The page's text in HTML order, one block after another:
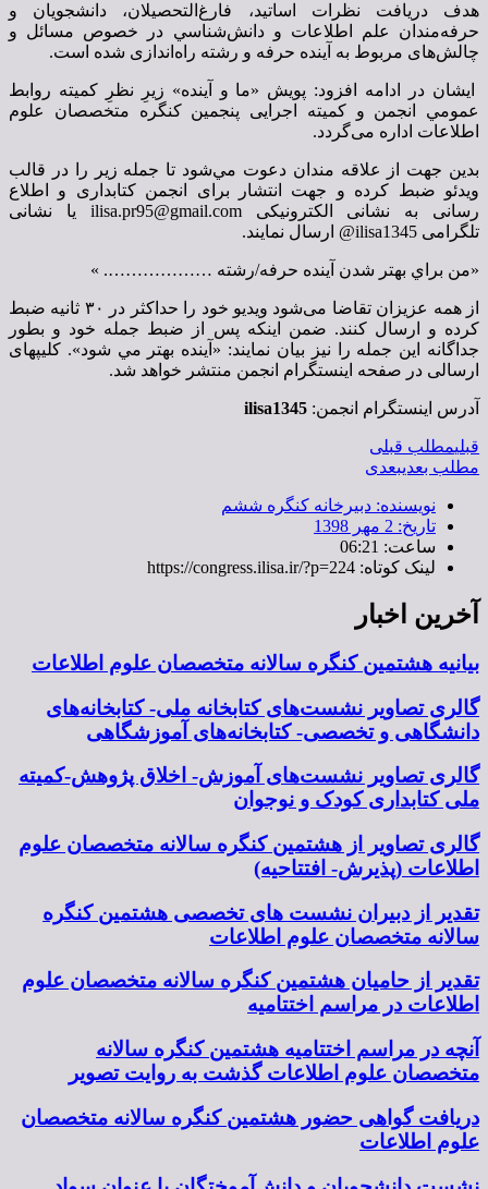
هدف دريافت نظرات اساتيد، فارغ‌­التحصيلان، دانشجويان و
حرفه‌مندان علم اطلاعات و دانش‌­شناسي در خصوص مسائل و
چالش‌های مربوط به آينده حرفه و رشته راه‌اندازی شده است.
ایشان در ادامه افزود: پويش «ما و آینده» زیرِ نظرِ کمیته روابط
عمومي انجمن و كميته اجرایی پنجمین کنگره متخصصان علوم
اطلاعات اداره می­‌گردد.
بدین جهت از علاقه مندان دعوت مي­‌شود تا جمله زير را در قالب
ویدئو ضبط كرده و جهت انتشار برای انجمن کتابداری و اطلاع
رسانی به نشانی الکترونیکیilisa.pr95@gmail.com یا نشانی
تلگرامی ilisa1345@ ارسال نمايند.
«من براي بهتر شدن آينده حرفه/رشته ………………. »
از همه عزیزان تقاضا می‌شود ويديو خود را حداكثر در ٣٠ ثانيه ضبط
كرده و ارسال كنند. ضمن اینکه پس از ضبط جمله خود و بطور
جداگانه اين جمله را نيز بیان نمايند: «آينده بهتر مي شود». کلیپهای
ارسالی در صفحه اینستگرام انجمن منتشر خواهد شد.
آدرس اينستگرام انجمن: ilisa1345
قبلیمطلب قبلی
مطلب بعدیبعدی
نویسنده: دبیرخانه کنگره ششم
تاریخ: 2 مهر 1398
ساعت: 06:21
لینک کوتاه: https://congress.ilisa.ir/?p=224
آخرین اخبار
بیانیه هشتمین کنگره سالانه متخصصان علوم اطلاعات
گالری تصاویر نشست‌های کتابخانه ملی- کتابخانه‌های
دانشگاهی و تخصصی- کتابخانه‌های آموزشگاهی
گالری تصاویر نشست‌های آموزش- اخلاق پژوهش-کمیته
ملی کتابداری کودک و نوجوان
گالری تصاویر از هشتمین کنگره سالانه متخصصان علوم
اطلاعات (پذیرش- افتتاحیه)
تقدیر از دبیران نشست های تخصصی هشتمین کنگره
سالانه متخصصان علوم اطلاعات
تقدیر از حامیان هشتمین کنگره سالانه متخصصان علوم
اطلاعات در مراسم اختتامیه
آنچه در مراسم اختتامیه هشتمین کنگره سالانه
متخصصان علوم اطلاعات گذشت به روایت تصویر
دریافت گواهی حضور هشتمین کنگره سالانه متخصصان
علوم اطلاعات